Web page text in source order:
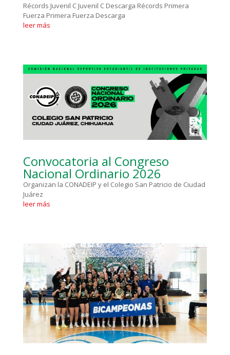
Récords Juvenil C Juvenil C Descarga Récords Primera
Fuerza Primera Fuerza Descarga
leer más
Convocatoria al Congreso
Nacional Ordinario 2026
Organizan la CONADEIP y el Colegio San Patricio de Ciudad
Juárez
leer más